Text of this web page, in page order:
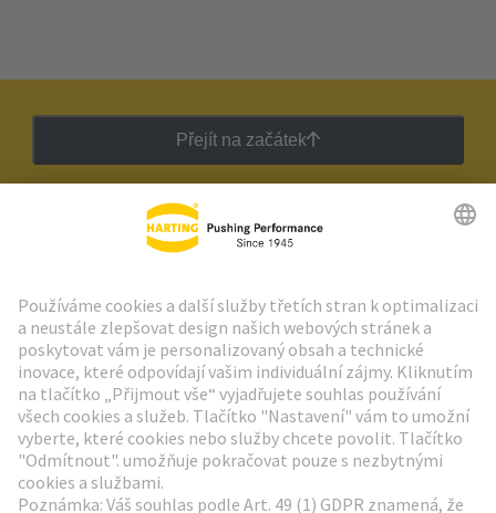
Přejít na začátek
Zpravodaj HARTING
Přejít na registraci
Social Media